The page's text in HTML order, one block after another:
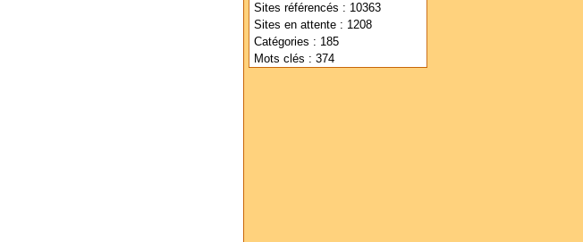
Sites référencés : 10363
Sites en attente : 1208
Catégories : 185
Mots clés : 374